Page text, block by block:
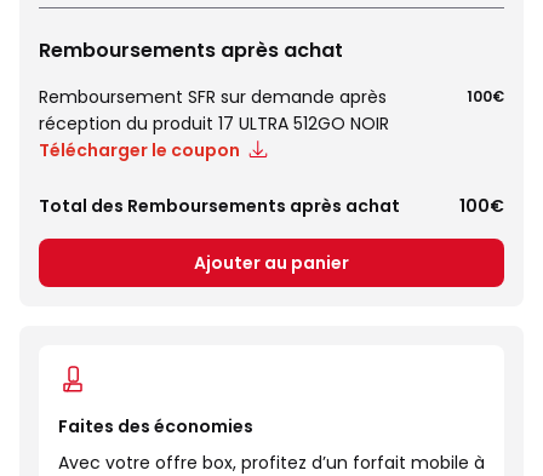
Remboursements après achat
Remboursement SFR sur demande après
réception du produit 17 ULTRA 512GO NOIR
Télécharger le coupon
100€
Total des Remboursements après achat 100€
Ajouter au panier
Faites des économies
Avec votre offre box, profitez d’un forfait mobile à